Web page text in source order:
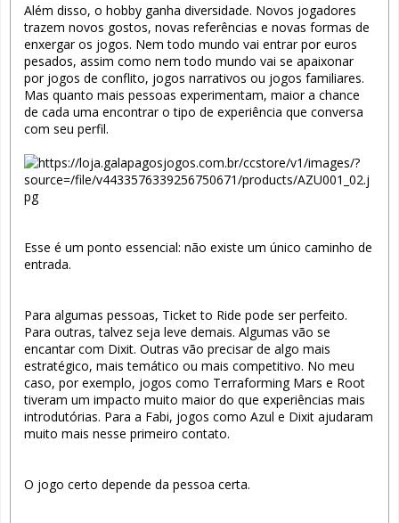
Além disso, o hobby ganha diversidade. Novos jogadores
trazem novos gostos, novas referências e novas formas de
enxergar os jogos. Nem todo mundo vai entrar por euros
pesados, assim como nem todo mundo vai se apaixonar
por jogos de conflito, jogos narrativos ou jogos familiares.
Mas quanto mais pessoas experimentam, maior a chance
de cada uma encontrar o tipo de experiência que conversa
com seu perfil.
Esse é um ponto essencial: não existe um único caminho de
entrada.
Para algumas pessoas, Ticket to Ride pode ser perfeito.
Para outras, talvez seja leve demais. Algumas vão se
encantar com Dixit. Outras vão precisar de algo mais
estratégico, mais temático ou mais competitivo. No meu
caso, por exemplo, jogos como Terraforming Mars e Root
tiveram um impacto muito maior do que experiências mais
introdutórias. Para a Fabi, jogos como Azul e Dixit ajudaram
muito mais nesse primeiro contato.
O jogo certo depende da pessoa certa.